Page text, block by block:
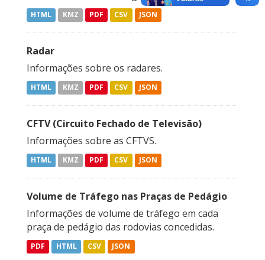
HTML KMZ PDF CSV JSON
Radar
Informações sobre os radares.
HTML KMZ PDF CSV JSON
CFTV (Circuito Fechado de Televisão)
Informações sobre as CFTVS.
HTML KMZ PDF CSV JSON
Volume de Tráfego nas Praças de Pedágio
Informações de volume de tráfego em cada
praça de pedágio das rodovias concedidas.
PDF HTML CSV JSON